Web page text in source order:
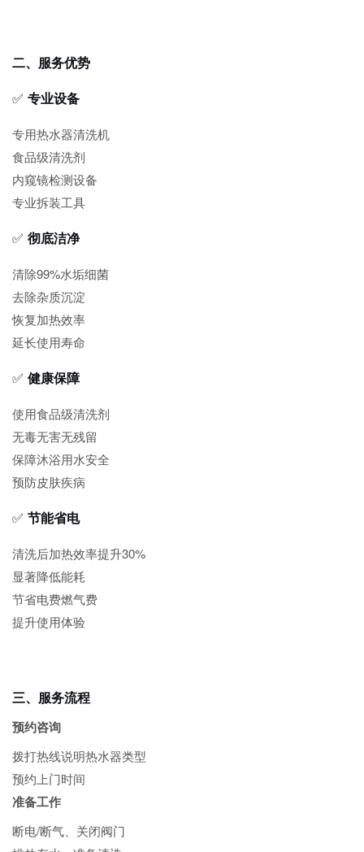
二、服务优势
✅ 专业设备
专用热水器清洗机
食品级清洗剂
内窥镜检测设备
专业拆装工具
✅ 彻底洁净
清除99%水垢细菌
去除杂质沉淀
恢复加热效率
延长使用寿命
✅ 健康保障
使用食品级清洗剂
无毒无害无残留
保障沐浴用水安全
预防皮肤疾病
✅ 节能省电
清洗后加热效率提升30%
显著降低能耗
节省电费燃气费
提升使用体验
三、服务流程
预约咨询
拨打热线说明热水器类型
预约上门时间
准备工作
断电/断气、关闭阀门